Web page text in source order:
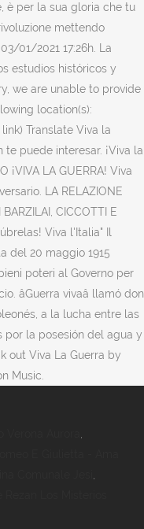
è per la sua gloria che tu
mettendo
01/2021 17:26h. La
estudios históricos y
we are unable to provide
location(s):
Translate Viva la
te puede interesar. ¡Viva la
¡VIVA LA GUERRA! Viva
LA RELAZIONE
CICCOTTI E
Viva l'Italia" Il
del 20 maggio 1915
poteri al Governo per
vivaâ llamó don
a la lucha entre las
por la posesión del agua y
out Viva La Guerra by
Music.